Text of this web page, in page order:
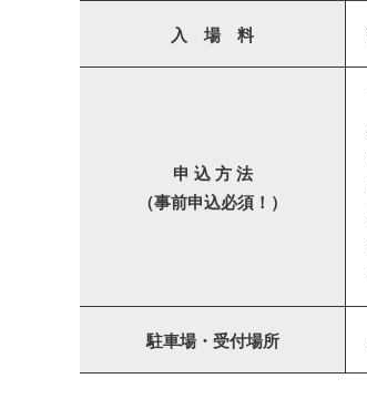
入 場 料
申 込 方 法
（事前申込必須！）
駐車場・受付場所